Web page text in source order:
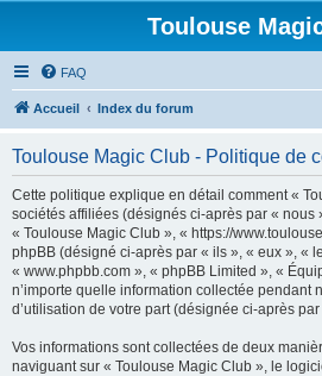
Toulouse
FAQ
Accueil Index du forum
Toulouse Magic Club - Politique de
Cette politique explique en détail comment «
sociétés affiliées (désignés ci-après par « nous
« Toulouse Magic Club », « https://
phpBB (désigné ci-après par « ils », « eux », «
« www.phpbb.com », « phpBB Limited », «
n’importe quelle information collectée pendant
d’utilisation de votre part (désignée ci-après
Vos informations sont collectées de deux
naviguant sur « Toulouse Magic Club », le